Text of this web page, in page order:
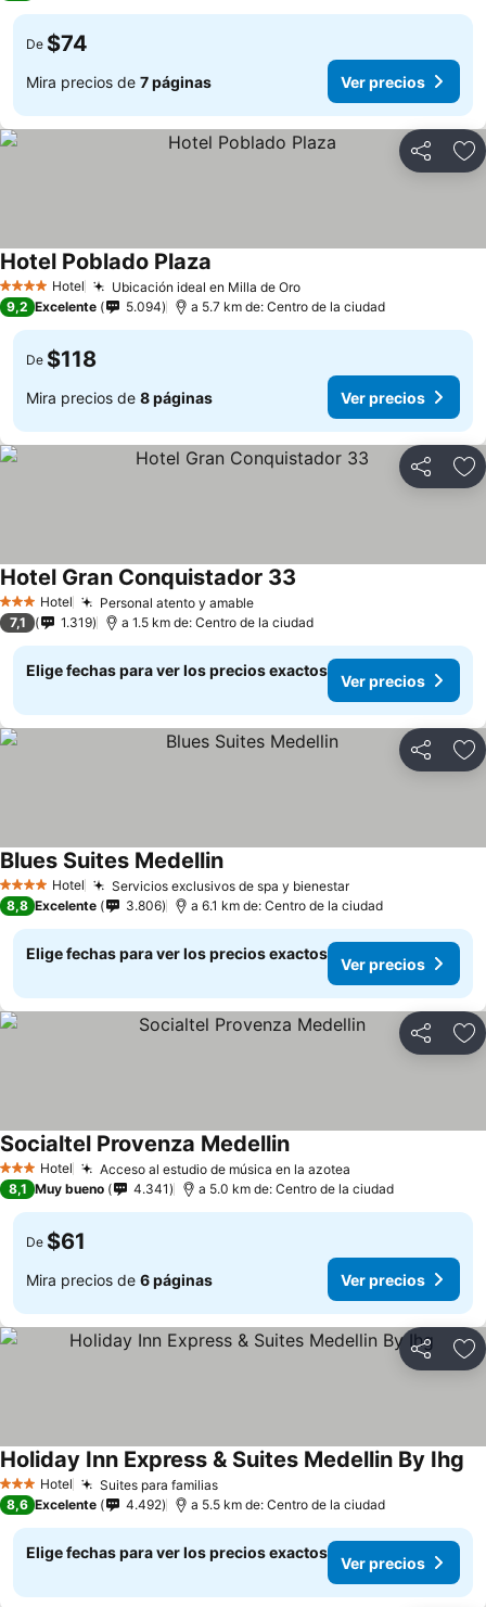
De $74
Mira precios de 7 páginas Ver precios
Compartir
4 EstrellasHotel Ubicación ideal en Milla de Oro
Hotel Poblado Plaza
9,2 Excelente 5.094 a 5.7 km de: Centro de la ciudad
De $118
Mira precios de 8 páginas Ver precios
Compartir
3 Estrellas
Hotel Personal atento y amable
Hotel Gran Conquistador 33
7,1 1.319 a 1.5 km de: Centro de la ciudad
Elige fechas para ver los precios exactos
Ver precios
Compartir
4 EstrellasHotel Servicios exclusivos de spa y bienestar
Blues Suites Medellin
8,8 Excelente 3.806 a 6.1 km de: Centro de la ciudad
Elige fechas para ver los precios exactos
Ver precios
Compartir
3 Estrellas
Hotel Acceso al estudio de música en la azotea
Socialtel Provenza Medellin
8,1 Muy bueno 4.341 a 5.0 km de: Centro de la ciudad
De $61
Mira precios de 6 páginas Ver precios
Compartir
3 Estrellas
Hotel Suites para familias
Holiday Inn Express & Suites Medellin By Ihg
8,6 Excelente 4.492 a 5.5 km de: Centro de la ciudad
Elige fechas para ver los precios exactos
Ver precios